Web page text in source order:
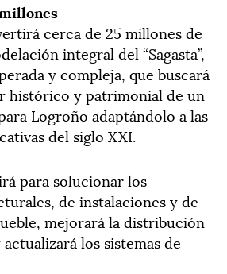
cerca de 25 millones de
integral del “Sagasta”,
y compleja, que buscará
histórico y patrimonial de un
Logroño adaptándolo a las
del siglo XXI.
para solucionar los
de instalaciones y de
mejorará la distribución
los sistemas de